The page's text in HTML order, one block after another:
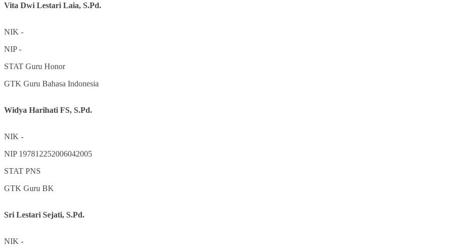
Vita Dwi Lestari Laia, S.Pd.
NIK -
NIP-
STAT Guru Honor
GTK Guru Bahasa Indonesia
Widya Harihati FS, S.Pd.
NIK -
NIP 197812252006042005
STAT PNS
GTK Guru BK
Sri Lestari Sejati, S.Pd.
NIK -